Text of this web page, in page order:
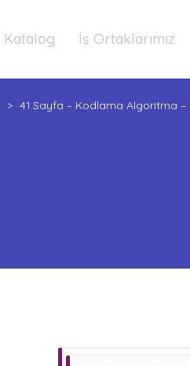
Katalog İş Ortaklarımız
> 41.Sayfa – Kodlama Algoritma –